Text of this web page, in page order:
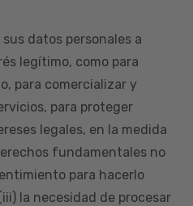
datos personales a
legítimo, como para
para comercializar y
para proteger
legales, en la medida
fundamentales no
para hacerlo
la necesidad de procesar